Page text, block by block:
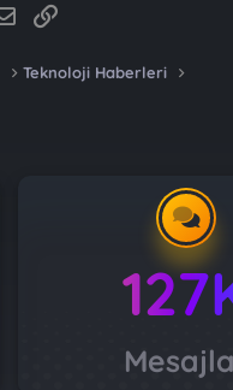
E-posta
Teknoloji Haberleri